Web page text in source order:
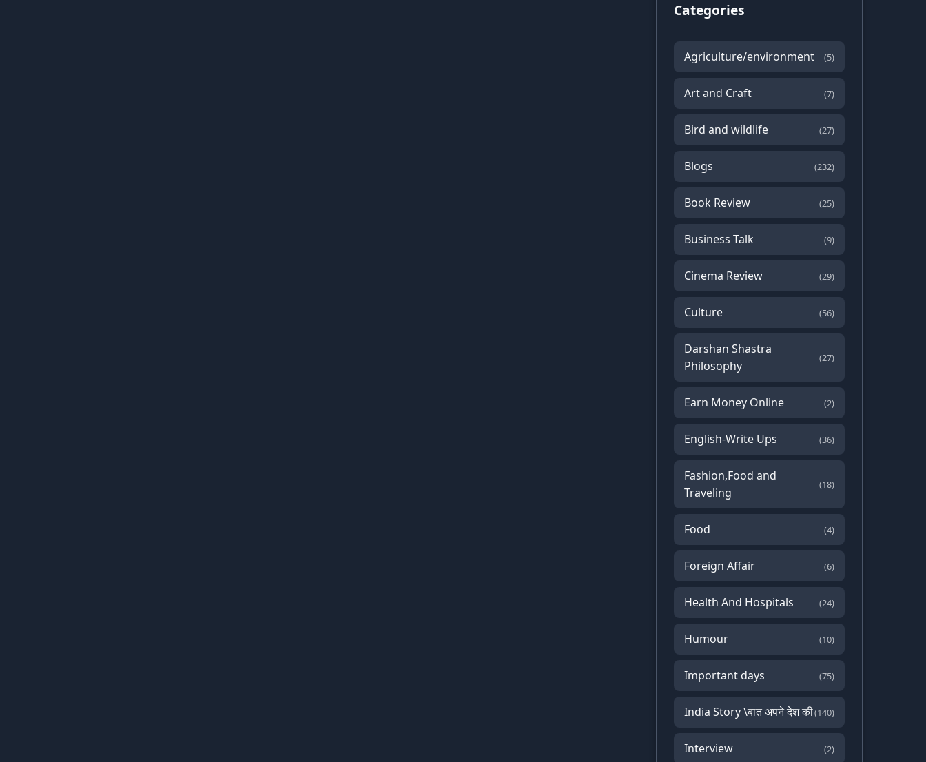
Categories
Agriculture/environment (5)
Art and Craft (7)
Bird and wildlife (27)
Blogs (232)
Book Review (25)
Business Talk (9)
Cinema Review (29)
Culture (56)
Darshan Shastra
Philosophy
(27)
Earn Money Online (2)
English-Write Ups (36)
Fashion,Food and
Traveling
(18)
Food (4)
Foreign Affair (6)
Health And Hospitals (24)
Humour (10)
Important days (75)
India Story \बात अपने देश की(140)
Interview (2)